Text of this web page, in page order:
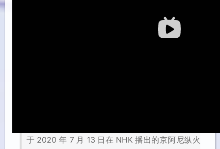
于 2020 年 7 月 13 日在 NHK 播出的京阿尼纵火